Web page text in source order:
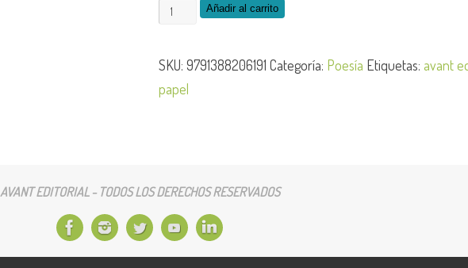
AnatomíaAñadir al carrito
SKU: 9791388206191 Categoría: Poesía Etiquetas: avant
papel
AVANT EDITORIAL - TODOS LOS DERECHOS RESERVADOS